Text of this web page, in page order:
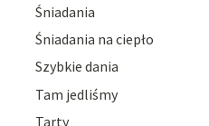
Śniadania
Śniadania na ciepło
Szybkie dania
Tam jedliśmy
Tarty